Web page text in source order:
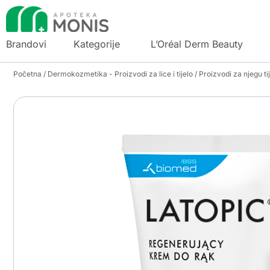
Brandovi Kategorije L’Oréal Derm Beauty
Početna / Dermokozmetika - Proizvodi za lice i tijelo / Proizvodi za njegu